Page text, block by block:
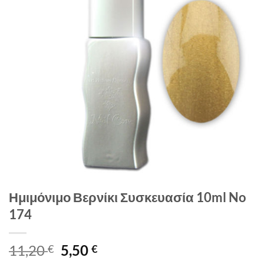
Ημιμόνιμο Βερνίκι Συσκευασία 10ml No
174
11,20€ Original
5,50€Η